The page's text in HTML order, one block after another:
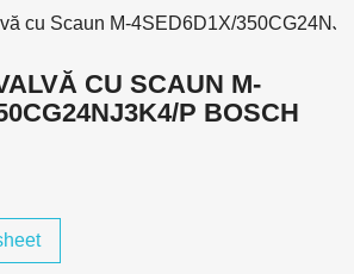
CU SCAUN M-
P BOSCH